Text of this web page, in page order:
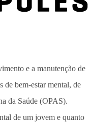
e a manutenção de
de bem-estar mental, de
da Saúde (OPAS).
de um jovem e quanto